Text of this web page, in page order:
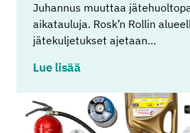
Juhannus muuttaa
aikatauluja. Rosk’n Rollin
jätekuljetukset ajetaan…
Lue lisää